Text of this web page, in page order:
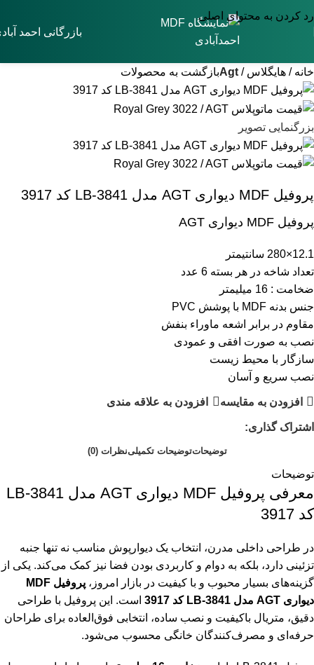
رد کردن به محتوای اصلی
بازرگانی احمد
خانه هایگلاس Agtبازگشت به محصولات
بزرگنمایی تصویر
پروفیل MDF دیواری AGT مدل LB-3841 کد 3917
پروفیل MDF دیواری AGT
12.1×280 سانتیمتر
تعداد شاخه در هر بسته 6 عدد
ضخامت : 16 میلیمتر
جنس بدنه MDF با پوشش PVC
مقاوم در برابر اشعه ماوراء بنفش
نصب به صورت افقی و عمودی
سازگار با محیط زیست
نصب سریع و آسان
افزودن به مقایسه افزودن به علاقه مندی
اشتراک گذاری:
توضیحاتتوضیحات تکمیلینظرات (0)
توضیحات
معرفی پروفیل MDF دیواری AGT مدل LB-3841
کد 3917
در طراحی داخلی مدرن، انتخاب یک دیوارپوش مناسب نه تنها جنبه
تزئینی دارد، بلکه به دوام و کاربردی بودن فضا نیز کمک می‌کند. یکی از
گزینه‌های بسیار محبوب و با کیفیت در بازار امروز،
پروفیل MDF
دیواری AGT مدل LB-3841 کد 3917
است. این پروفیل با طراحی
دقیق، متریال باکیفیت و نصب ساده، انتخابی فوق‌العاده برای طراحان
حرفه‌ای و مصرف‌کنندگان خانگی محسوب می‌شود.